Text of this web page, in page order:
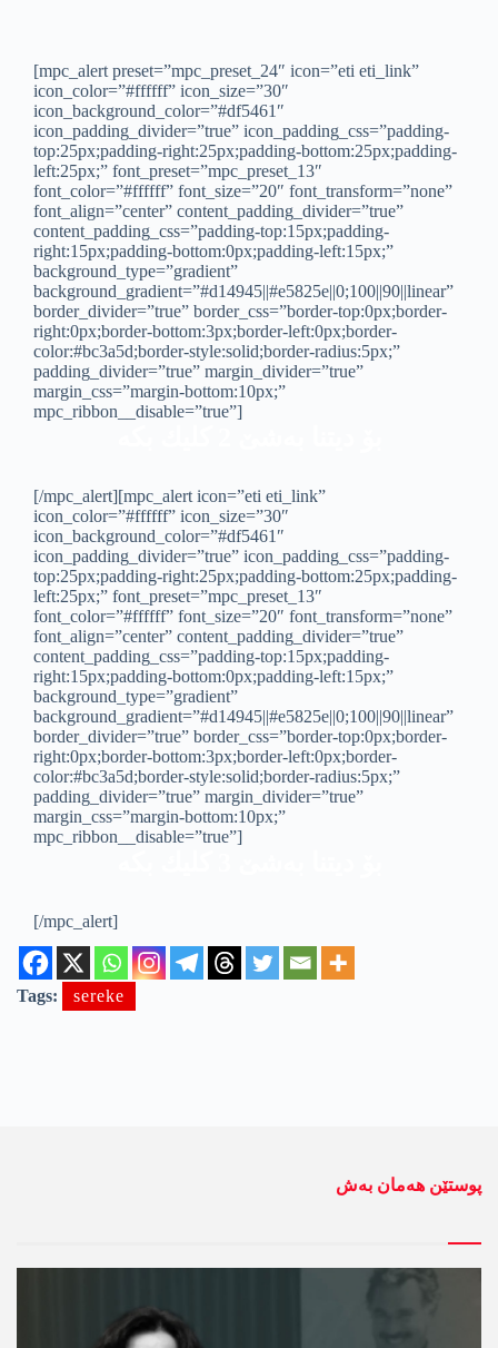
[mpc_alert preset=”mpc_preset_24″ icon=”eti eti_link”
icon_color=”#ffffff” icon_size=”30″
icon_background_color=”#df5461″
icon_padding_divider=”true” icon_padding_css=”padding-
top:25px;padding-right:25px;padding-bottom:25px;padding-
left:25px;” font_preset=”mpc_preset_13″
font_color=”#ffffff” font_size=”20″ font_transform=”none”
font_align=”center” content_padding_divider=”true”
content_padding_css=”padding-top:15px;padding-
right:15px;padding-bottom:0px;padding-left:15px;”
background_type=”gradient”
background_gradient=”#d14945||#e5825e||0;100||90||linear”
border_divider=”true” border_css=”border-top:0px;border-
right:0px;border-bottom:3px;border-left:0px;border-
color:#bc3a5d;border-style:solid;border-radius:5px;”
padding_divider=”true” margin_divider=”true”
margin_css=”margin-bottom:10px;”
mpc_ribbon__disable=”true”]
[/mpc_alert][mpc_alert icon=”eti eti_link”
icon_color=”#ffffff” icon_size=”30″
icon_background_color=”#df5461″
icon_padding_divider=”true” icon_padding_css=”padding-
top:25px;padding-right:25px;padding-bottom:25px;padding-
left:25px;” font_preset=”mpc_preset_13″
font_color=”#ffffff” font_size=”20″ font_transform=”none”
font_align=”center” content_padding_divider=”true”
content_padding_css=”padding-top:15px;padding-
right:15px;padding-bottom:0px;padding-left:15px;”
background_type=”gradient”
background_gradient=”#d14945||#e5825e||0;100||90||linear”
border_divider=”true” border_css=”border-top:0px;border-
right:0px;border-bottom:3px;border-left:0px;border-
color:#bc3a5d;border-style:solid;border-radius:5px;”
padding_divider=”true” margin_divider=”true”
margin_css=”margin-bottom:10px;”
mpc_ribbon__disable=”true”]
[/mpc_alert]
Tags: sereke
پوستێن ھەمان بەش